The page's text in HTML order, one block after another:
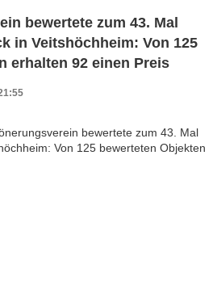
bewertete zum 43. Mal
in Veitshöchheim: Von 125
erhalten 92 einen Preis